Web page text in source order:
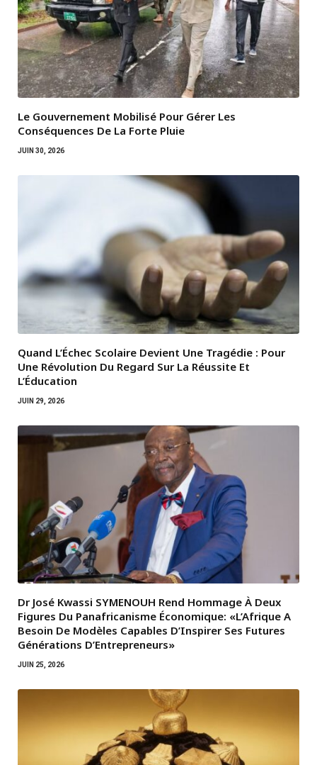
Le Gouvernement Mobilisé Pour Gérer Les
Conséquences De La Forte Pluie
JUIN 30, 2026
Quand L’Échec Scolaire Devient Une Tragédie : Pour
Une Révolution Du Regard Sur La Réussite Et
L’Éducation
JUIN 29, 2026
Dr José Kwassi SYMENOUH Rend Hommage À Deux
Figures Du Panafricanisme Économique: «L’Afrique A
Besoin De Modèles Capables D’Inspirer Ses Futures
Générations D’Entrepreneurs»
JUIN 25, 2026